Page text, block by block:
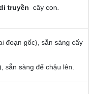
truyền cây con.
đoạn gốc), sẵn sàng cấy
sẵn sàng để chậu lên.